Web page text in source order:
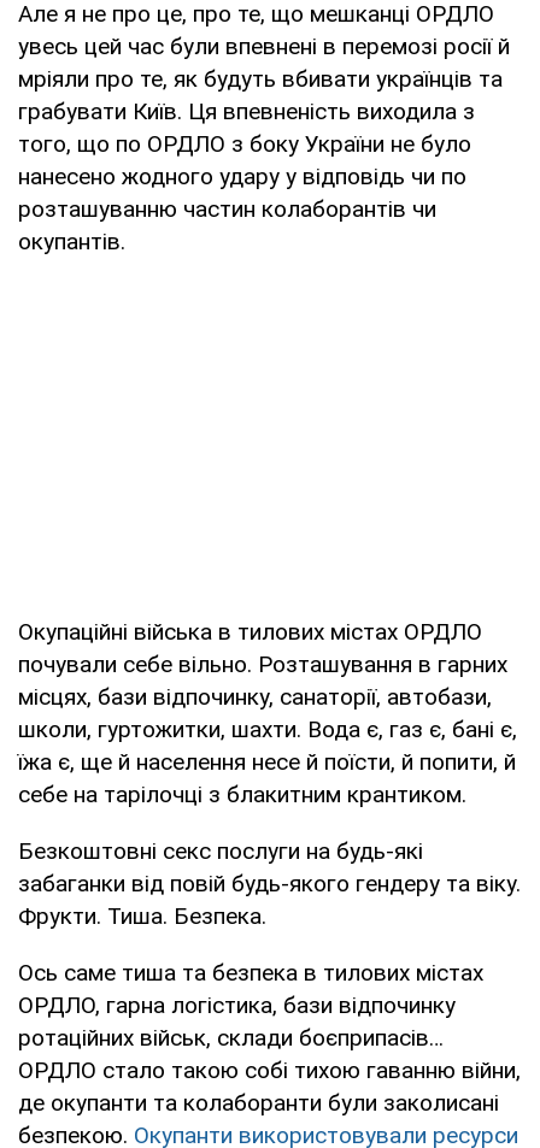
Але я не про це, про те, що мешканці ОРДЛО
увесь цей час були впевнені в перемозі росії й
мріяли про те, як будуть вбивати українців та
грабувати Київ. Ця впевненість виходила з
того, що по ОРДЛО з боку України не було
нанесено жодного удару у відповідь чи по
розташуванню частин колаборантів чи
окупантів.
Окупаційні війська в тилових містах ОРДЛО
почували себе вільно. Розташування в гарних
місцях, бази відпочинку, санаторії, автобази,
школи, гуртожитки, шахти. Вода є, газ є, бані є,
їжа є, ще й населення несе й поїсти, й попити, й
себе на тарілочці з блакитним крантиком.
Безкоштовні секс послуги на будь-які
забаганки від повій будь-якого гендеру та віку.
Фрукти. Тиша. Безпека.
Ось саме тиша та безпека в тилових містах
ОРДЛО, гарна логістика, бази відпочинку
ротаційних військ, склади боєприпасів…
ОРДЛО стало такою собі тихою гаванню війни,
де окупанти та колаборанти були заколисані
безпекою. Окупанти використовували ресурси